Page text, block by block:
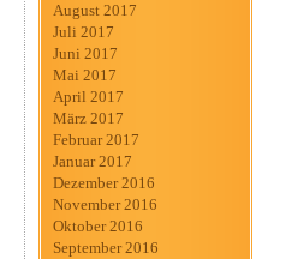
August 2017
Juli 2017
Juni 2017
Mai 2017
April 2017
März 2017
Februar 2017
Januar 2017
Dezember 2016
November 2016
Oktober 2016
September 2016